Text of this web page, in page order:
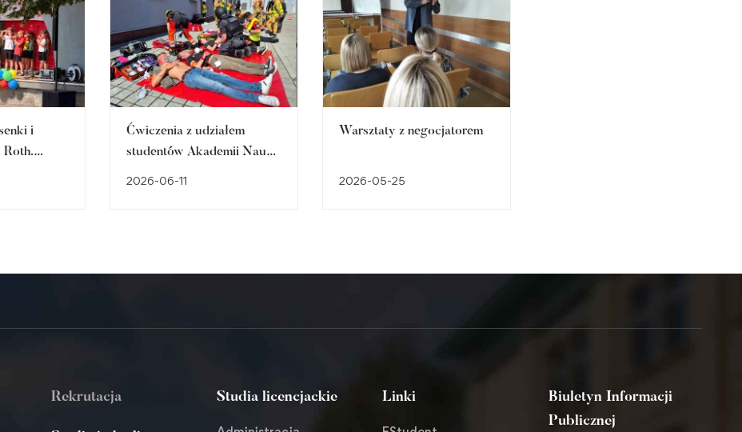
i
Roth.
Ćwiczenia z udziałem
studentów Akademii Nauk
2026-06-11
Warsztaty z negocjatorem
2026-05-25
Rekrutacja Studia licencjackie Linki
Biuletyn Informacji
Publicznej